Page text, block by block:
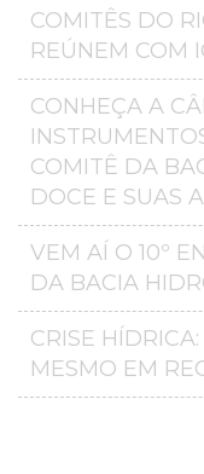
COMITÊS DO
REÚNEM COM
CONHEÇA A
COMITÊ DA
DOCE E SUAS
VEM AÍ O 10º
DA BACIA
CRISE
MESMO EM